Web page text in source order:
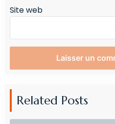
Site web
Related Posts